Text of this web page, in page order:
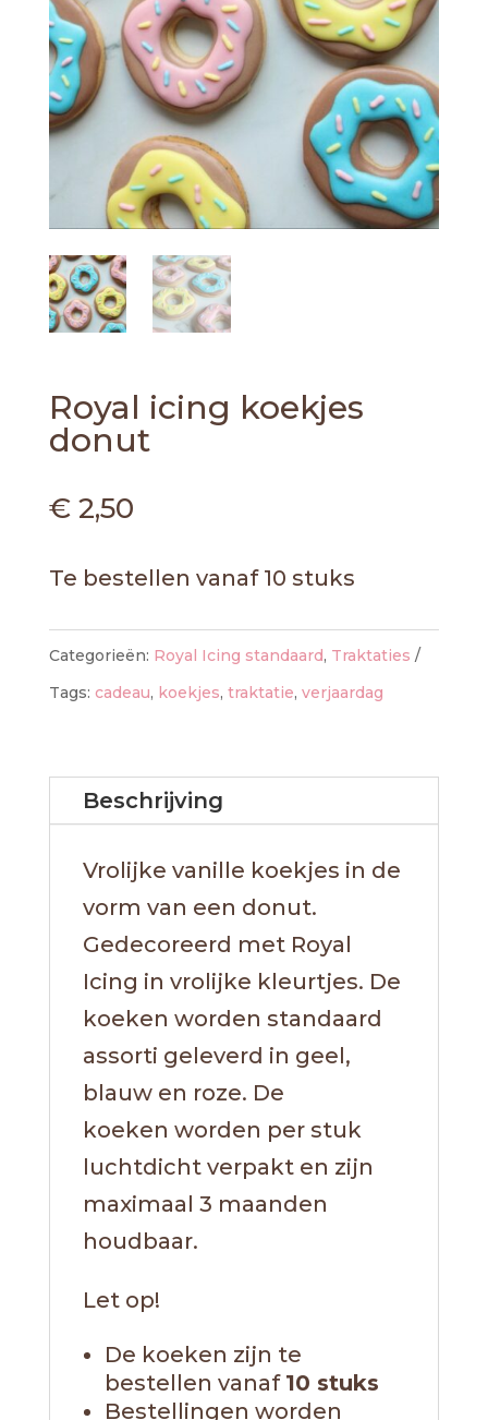
Royal icing koekjes
donut
€2,50
Te bestellen vanaf 10 stuks
Categorieën: Royal Icing standaard, Traktaties
Tags: cadeau, koekjes, traktatie, verjaardag
Beschrijving
Vrolijke vanille koekjes in de
vorm van een donut.
Gedecoreerd met Royal
Icing in vrolijke kleurtjes. De
koeken worden standaard
assorti geleverd in geel,
blauw en roze. De
koeken worden per stuk
luchtdicht verpakt en zijn
maximaal 3 maanden
houdbaar.
Let op!
De koeken zijn te
bestellen vanaf 10 stuks
Bestellingen worden